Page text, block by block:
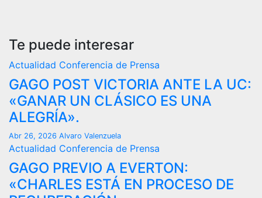
Te puede interesar
Actualidad Conferencia de Prensa
GAGO POST VICTORIA ANTE LA UC:
«GANAR UN CLÁSICO ES UNA
ALEGRÍA».
Abr 26, 2026 Alvaro Valenzuela
Actualidad Conferencia de Prensa
GAGO PREVIO A EVERTON:
«CHARLES ESTÁ EN PROCESO DE